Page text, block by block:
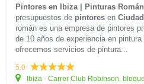
Pintores en Ibiza | Pinturas Román
presupuestos de pintores en
román es una empresa de pintores
de 10 años de experiencia en
ofrecemos servicios de pintura...
5.0
Ibiza - Carrer Club Robinson,